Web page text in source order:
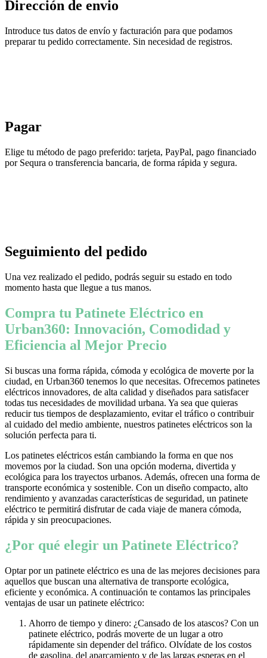
Dirección de envio
Introduce tus datos de envío y facturación para que podamos
preparar tu pedido correctamente. Sin necesidad de registros.
Pagar
Elige tu método de pago preferido: tarjeta, PayPal, pago financiado
por Sequra o transferencia bancaria, de forma rápida y segura.
Seguimiento del pedido
Una vez realizado el pedido, podrás seguir su estado en todo
momento hasta que llegue a tus manos.
Compra tu Patinete Eléctrico en
Urban360: Innovación, Comodidad y
Eficiencia al Mejor Precio
Si buscas una forma rápida, cómoda y ecológica de moverte por la
ciudad, en Urban360 tenemos lo que necesitas. Ofrecemos patinetes
eléctricos innovadores, de alta calidad y diseñados para satisfacer
todas tus necesidades de movilidad urbana. Ya sea que quieras
reducir tus tiempos de desplazamiento, evitar el tráfico o contribuir
al cuidado del medio ambiente, nuestros patinetes eléctricos son la
solución perfecta para ti.
Los patinetes eléctricos están cambiando la forma en que nos
movemos por la ciudad. Son una opción moderna, divertida y
ecológica para los trayectos urbanos. Además, ofrecen una forma de
transporte económica y sostenible. Con un diseño compacto, alto
rendimiento y avanzadas características de seguridad, un patinete
eléctrico te permitirá disfrutar de cada viaje de manera cómoda,
rápida y sin preocupaciones.
¿Por qué elegir un Patinete Eléctrico?
Optar por un patinete eléctrico es una de las mejores decisiones para
aquellos que buscan una alternativa de transporte ecológica,
eficiente y económica. A continuación te contamos las principales
ventajas de usar un patinete eléctrico:
Ahorro de tiempo y dinero: ¿Cansado de los atascos? Con un
patinete eléctrico, podrás moverte de un lugar a otro
rápidamente sin depender del tráfico. Olvídate de los costos
de gasolina, del aparcamiento y de las largas esperas en el